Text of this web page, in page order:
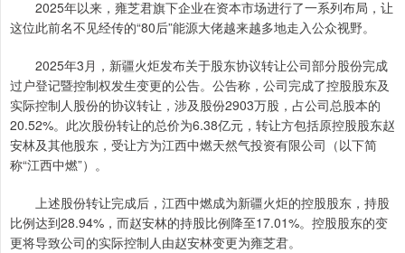
2025年以来，雍芝君旗下企业在资本市场进行了一系列布局，让
这位此前名不见经传的“80后”能源大佬越来越多地走入公众视野。
2025年3月，新疆火炬发布关于股东协议转让公司部分股份完成
过户登记暨控制权发生变更的公告。公告称，公司完成了控股股东及
实际控制人股份的协议转让，涉及股份2903万股，占公司总股本的
20.52%。此次股份转让的总价为6.38亿元，转让方包括原控股股东赵
安林及其他股东，受让方为江西中燃天然气投资有限公司（以下简
称“江西中燃”）。
上述股份转让完成后，江西中燃成为新疆火炬的控股股东，持股
比例达到28.94%，而赵安林的持股比例降至17.01%。控股股东的变
更将导致公司的实际控制人由赵安林变更为雍芝君。